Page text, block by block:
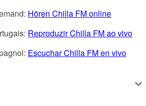
Hören Chilla FM online
Reproduzir Chilla FM ao vivo
Escuchar Chilla FM en vivo